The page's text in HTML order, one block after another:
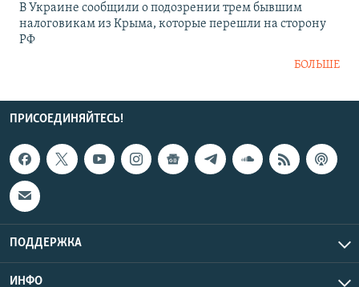
В Украине сообщили о подозрении трем бывшим
налоговикам из Крыма, которые перешли на сторону
РФ
БОЛЬШЕ
ПРИСОЕДИНЯЙТЕСЬ!
ПОДДЕРЖКА
ИНФО